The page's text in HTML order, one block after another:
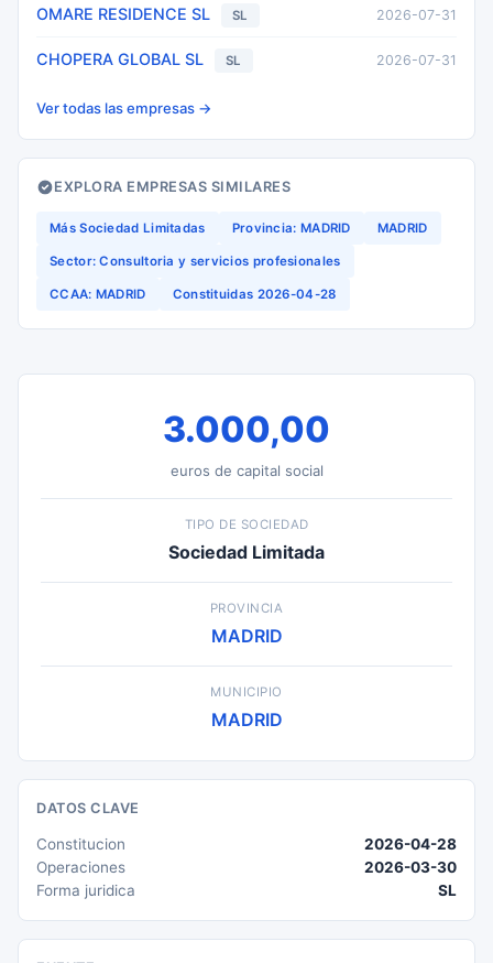
OMARE RESIDENCE SL SL 2026-07-31
CHOPERA GLOBAL SL SL 2026-07-31
Ver todas las empresas →
EXPLORA EMPRESAS SIMILARES
Más Sociedad Limitadas Provincia: MADRID MADRID
Sector: Consultoria y servicios profesionales
CCAA: MADRID Constituidas 2026-04-28
3.000,00
euros de capital social
TIPO DE SOCIEDAD
Sociedad Limitada
PROVINCIA
MADRID
MUNICIPIO
MADRID
DATOS CLAVE
Constitucion
2026-04-28
Operaciones
2026-03-30
Forma juridica
SL